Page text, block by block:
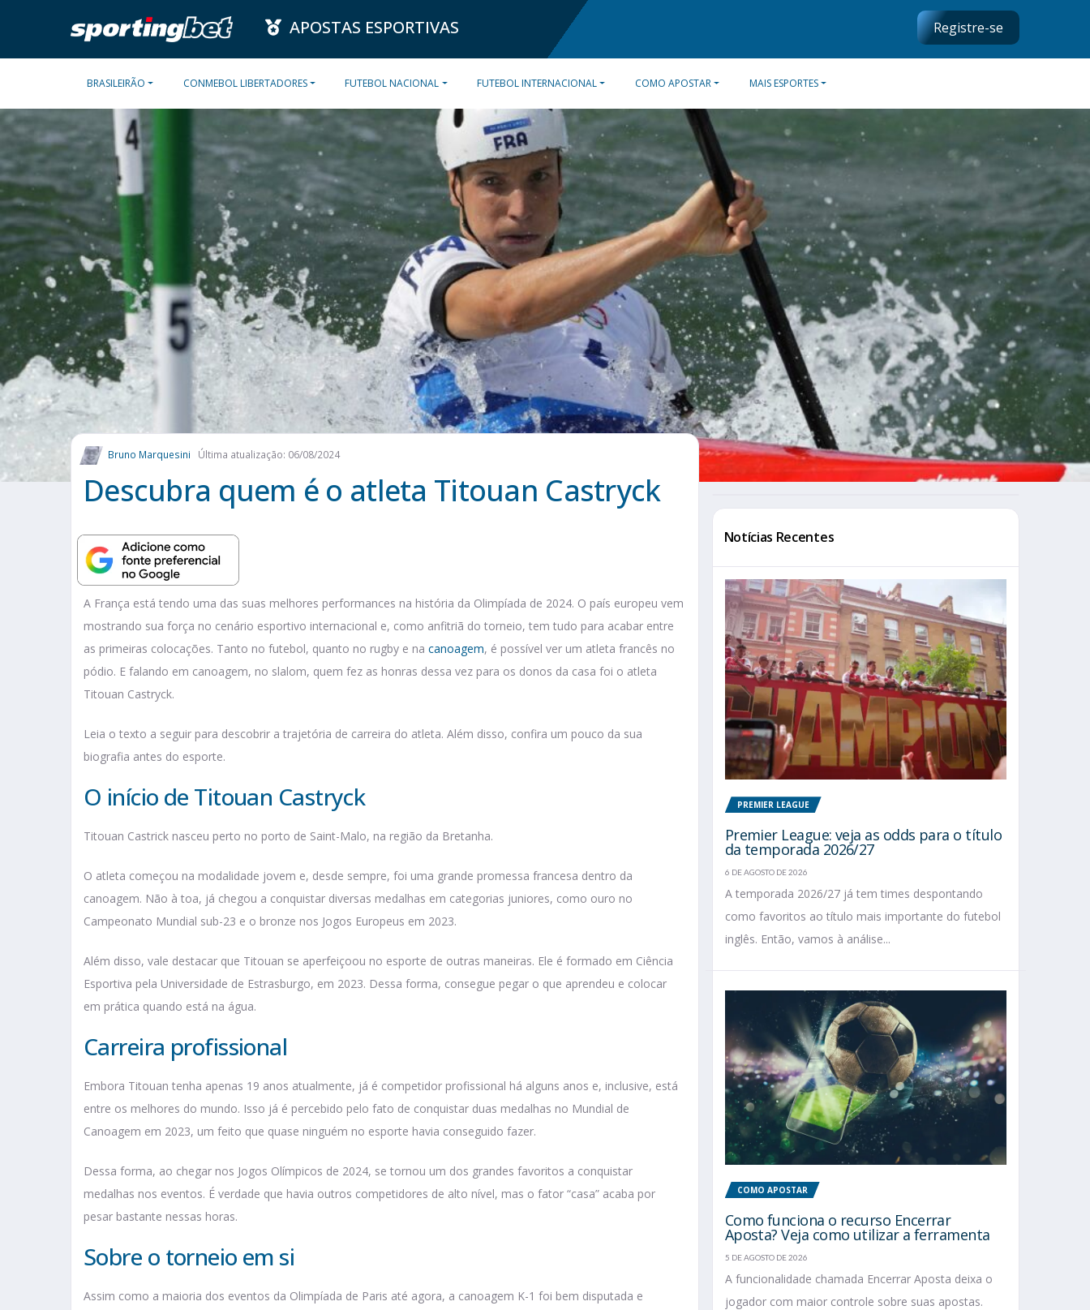
APOSTAS ESPORTIVAS Registre-se
BRASILEIRÃO CONMEBOL LIBERTADORES FUTEBOL NACIONAL FUTEBOL INTERNACIONAL COMO APOSTAR MAIS ESPORTES
Bruno Marquesini Última atualização: 06/08/2024
Descubra quem é o atleta Titouan Castryck
A França está tendo uma das suas melhores performances na história da Olimpíada de 2024. O país europeu vem
mostrando sua força no cenário esportivo internacional e, como anfitriã do torneio, tem tudo para acabar entre
as primeiras colocações. Tanto no futebol, quanto no rugby e na canoagem, é possível ver um atleta francês no
pódio. E falando em canoagem, no slalom, quem fez as honras dessa vez para os donos da casa foi o atleta
Titouan Castryck.
Leia o texto a seguir para descobrir a trajetória de carreira do atleta. Além disso, confira um pouco da sua
biografia antes do esporte.
O início de Titouan Castryck
Titouan Castrick nasceu perto no porto de Saint-Malo, na região da Bretanha.
O atleta começou na modalidade jovem e, desde sempre, foi uma grande promessa francesa dentro da
canoagem. Não à toa, já chegou a conquistar diversas medalhas em categorias juniores, como ouro no
Campeonato Mundial sub-23 e o bronze nos Jogos Europeus em 2023.
Além disso, vale destacar que Titouan se aperfeiçoou no esporte de outras maneiras. Ele é formado em Ciência
Esportiva pela Universidade de Estrasburgo, em 2023. Dessa forma, consegue pegar o que aprendeu e colocar
em prática quando está na água.
Carreira profissional
Embora Titouan tenha apenas 19 anos atualmente, já é competidor profissional há alguns anos e, inclusive, está
entre os melhores do mundo. Isso já é percebido pelo fato de conquistar duas medalhas no Mundial de
Canoagem em 2023, um feito que quase ninguém no esporte havia conseguido fazer.
Dessa forma, ao chegar nos Jogos Olímpicos de 2024, se tornou um dos grandes favoritos a conquistar
medalhas nos eventos. É verdade que havia outros competidores de alto nível, mas o fator “casa” acaba por
pesar bastante nessas horas.
Sobre o torneio em si
Assim como a maioria dos eventos da Olimpíada de Paris até agora, a canoagem K-1 foi bem disputada e
Notícias Recentes
PREMIER LEAGUE
Premier League: veja as odds para o título
da temporada 2026/27
6 DE AGOSTO DE 2026
A temporada 2026/27 já tem times despontando
como favoritos ao título mais importante do futebol
inglês. Então, vamos à análise...
COMO APOSTAR
Como funciona o recurso Encerrar
Aposta? Veja como utilizar a ferramenta
5 DE AGOSTO DE 2026
A funcionalidade chamada Encerrar Aposta deixa o
jogador com maior controle sobre suas apostas.